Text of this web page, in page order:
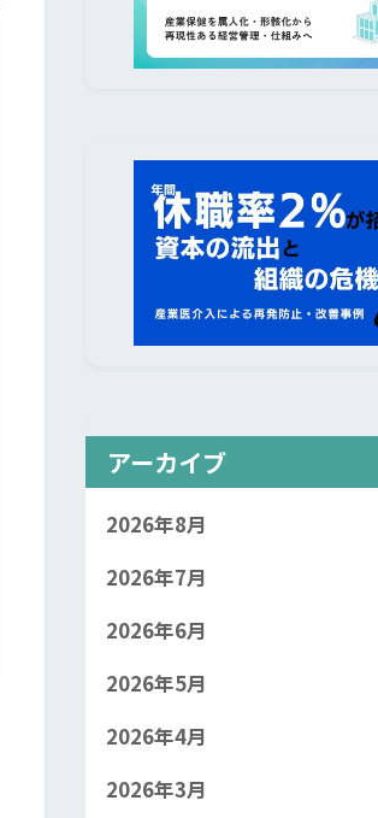
アーカイブ
2026年8月
2026年7月
2026年6月
2026年5月
2026年4月
2026年3月